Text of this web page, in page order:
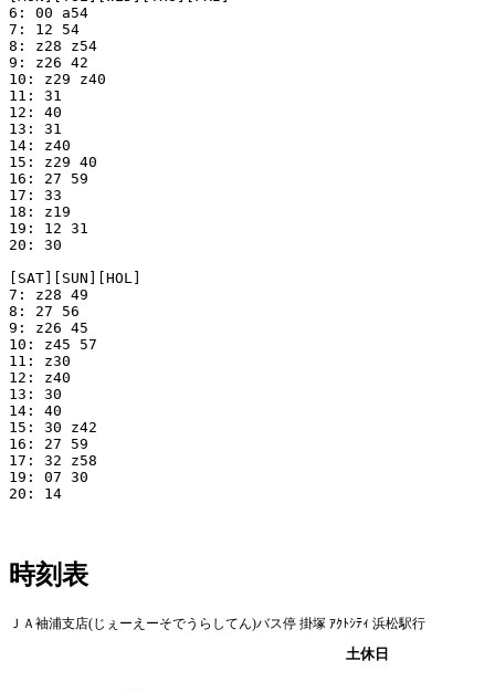
6: 00 a54
7: 12 54
8: z28 z54
9: z26 42
10: z29 z40
11: 31
12: 40
13: 31
14: z40
15: z29 40
16: 27 59
17: 33
18: z19
19: 12 31
20: 30
[SAT][SUN][HOL]
7: z28 49
8: 27 56
9: z26 45
10: z45 57
11: z30
12: z40
13: 30
14: 40
15: 30 z42
16: 27 59
17: 32 z58
19: 07 30
20: 14
時刻表
ＪＡ袖浦支店(じぇーえーそでうらしてん)バス停 掛塚 ｱｸﾄｼﾃｨ 浜松駅行
土休日